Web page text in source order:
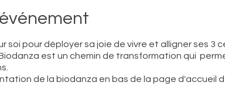
soi pour déployer sa joie de vivre et alligner ses 3
est un chemin de transformation qui
de la biodanza en bas de la page d'accueil